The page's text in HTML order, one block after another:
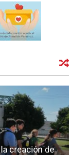
creación de